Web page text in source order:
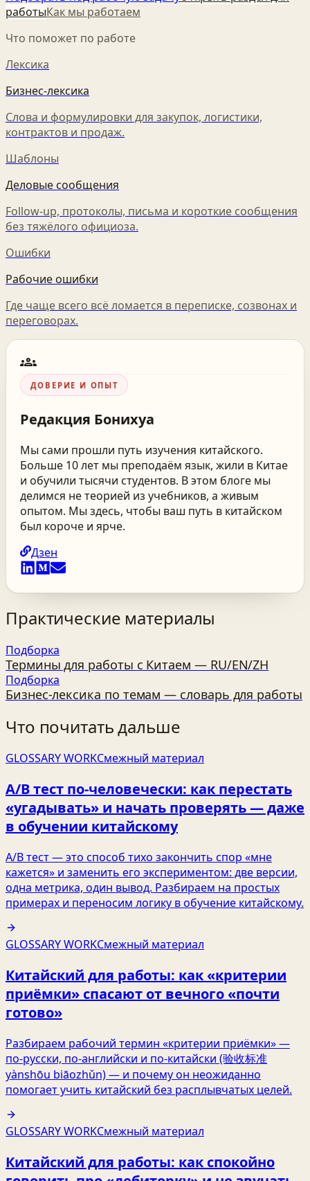
работыКак мы работаем
Что поможет по работе
Лексика
Бизнес-лексика
Слова и формулировки для закупок, логистики,
контрактов и продаж.
Шаблоны
Деловые сообщения
Follow-up, протоколы, письма и короткие сообщения
без тяжёлого официоза.
Ошибки
Рабочие ошибки
Где чаще всего всё ломается в переписке, созвонах и
переговорах.
groups
ДОВЕРИЕ И ОПЫТ
Редакция Бонихуа
Мы сами прошли путь изучения китайского.
Больше 10 лет мы преподаём язык, жили в Китае
и обучили тысячи студентов. В этом блоге мы
делимся не теорией из учебников, а живым
опытом. Мы здесь, чтобы ваш путь в китайском
был короче и ярче.
Дзен
Практические материалы
Подборка
Термины для работы с Китаем — RU/EN/ZH
Подборка
Бизнес‑лексика по темам — словарь для работы
Что почитать дальше
GLOSSARY WORKСмежный материал
A/B тест по‑человечески: как перестать
«угадывать» и начать проверять — даже
в обучении китайскому
A/B тест — это способ тихо закончить спор «мне
кажется» и заменить его экспериментом: две версии,
одна метрика, один вывод. Разбираем на простых
примерах и переносим логику в обучение китайскому.
GLOSSARY WORKСмежный материал
Китайский для работы: как «критерии
приёмки» спасают от вечного «почти
готово»
Разбираем рабочий термин «критерии приёмки» —
по‑русски, по‑английски и по‑китайски (验收标准
yànshōu biāozhǔn) — и почему он неожиданно
помогает учить китайский без расплывчатых целей.
GLOSSARY WORKСмежный материал
Китайский для работы: как спокойно